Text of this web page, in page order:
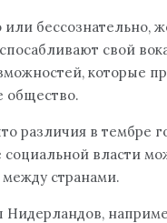
или бессознательно,
свой
которые
общество.
различия в тембре
социальной власти
странами.